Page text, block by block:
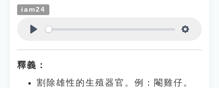
iam24
釋義：
割除雄性的生殖器官。例：閹雞仔。